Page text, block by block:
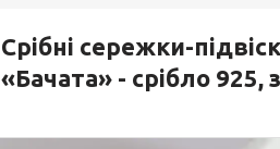
Срібні сережки-
«Бачата» - срібло 925,